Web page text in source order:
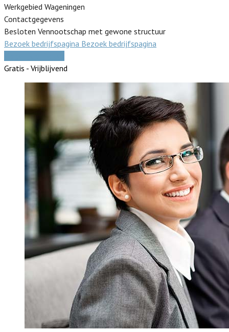
Werkgebied Wageningen
Contactgegevens
Besloten Vennootschap met gewone structuur
Bezoek bedrijfspagina Bezoek bedrijfspagina
Gratis - Vrijblijvend